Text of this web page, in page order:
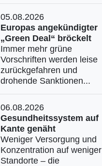
05.08.2026
Europas angekündigter
„Green Deal“ bröckelt
Immer mehr grüne
Vorschriften werden leise
zurückgefahren und
drohende Sanktionen...
06.08.2026
Gesundheitssystem auf
Kante genäht
Weniger Versorgung und
Konzentration auf weniger
Standorte – die